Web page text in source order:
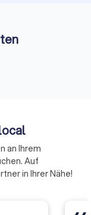
an Ihrem
Auf
in Ihrer Nähe!